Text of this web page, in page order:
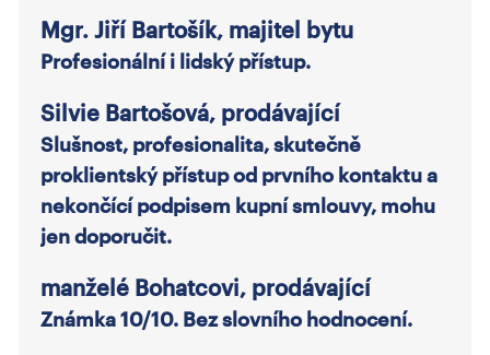
Mgr. Jiří Bartošík, majitel bytu
Profesionální i lidský přístup.
Silvie Bartošová, prodávající
Slušnost, profesionalita, skutečně
proklientský přístup od prvního kontaktu a
nekončící podpisem kupní smlouvy, mohu
jen doporučit.
manželé Bohatcovi, prodávající
Známka 10/10. Bez slovního hodnocení.